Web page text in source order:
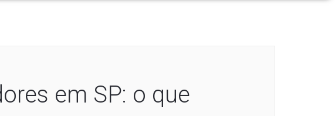
em SP: o que